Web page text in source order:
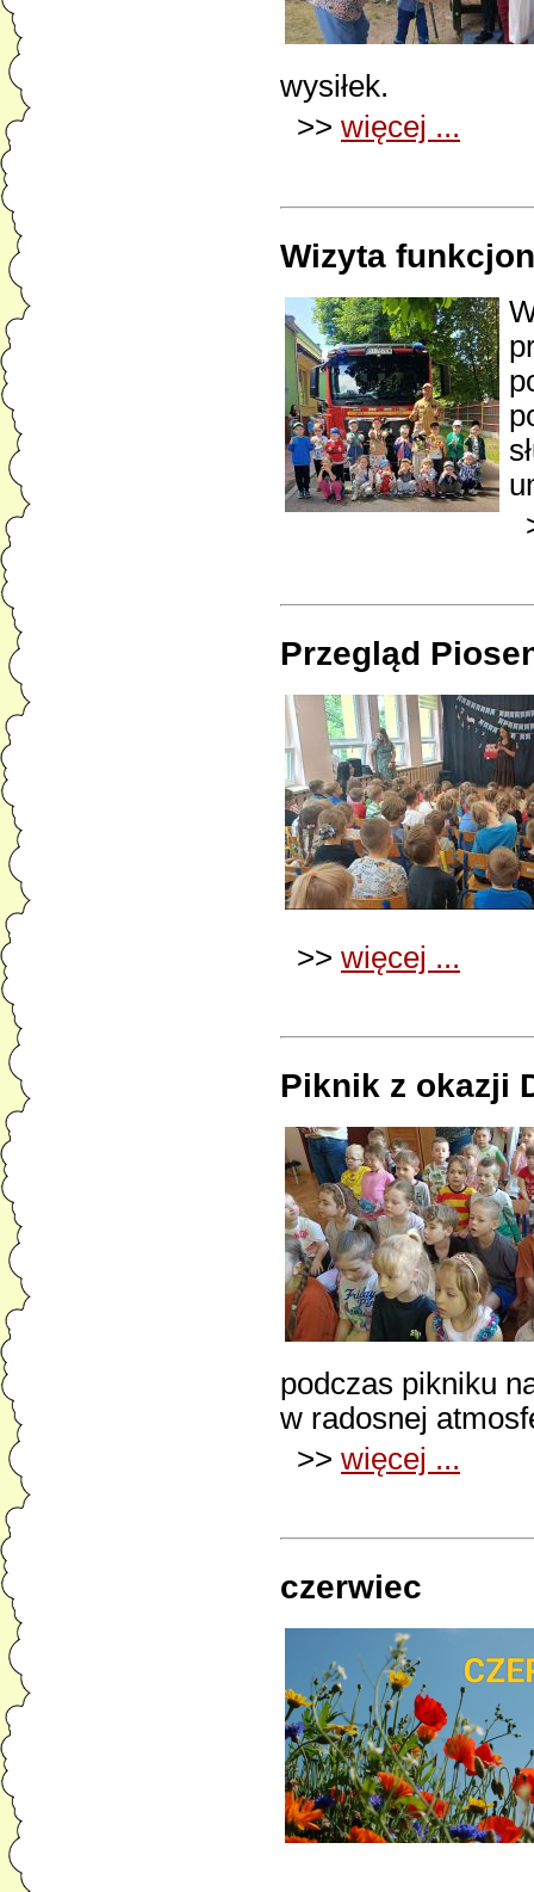
wysiłek.
>> więcej ...
Wizyta
Przegląd
>> więcej ...
Piknik z okazji
podczas pikniku
w radosnej
>> więcej ...
czerwiec